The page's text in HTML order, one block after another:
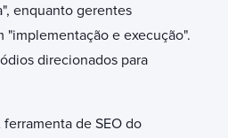
enquanto gerentes
"implementação e execução".
direcionados para
ferramenta de SEO do